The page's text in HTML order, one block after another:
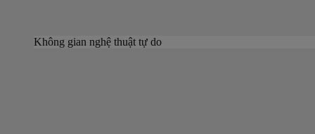
Không gian nghệ thuật tự do